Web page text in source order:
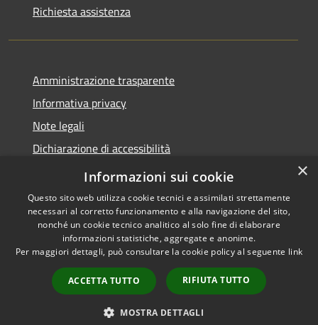
Richiesta assistenza
Amministrazione trasparente
Informativa privacy
Note legali
Dichiarazione di accessibilità
Moduli Privacy Amministrazione trasparente
Accessibilità
Copyright © 2026 • Comune di
Limana • Powered by
Municipium•
Accesso
redazione
×
Informazioni sui cookie
Questo sito web utilizza cookie tecnici e assimilati strettamente
necessari al corretto funzionamento e alla navigazione del sito,
nonché un cookie tecnico analitico al solo fine di elaborare
informazioni statistiche, aggregate e anonime.
Per maggiori dettagli, può consultare la cookie policy al seguente link
ACCETTA TUTTO RIFIUTA TUTTO
MOSTRA DETTAGLI